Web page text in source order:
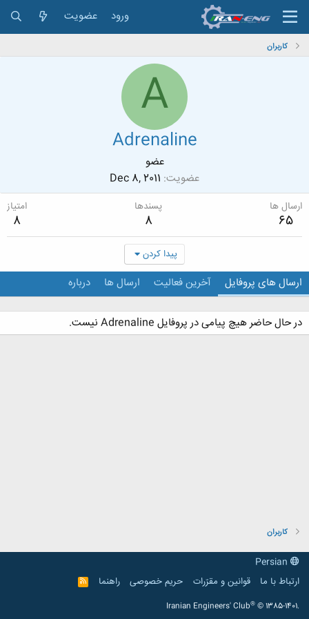
ورود عضویت
کاربران
A
Adrenaline
عضو
عضویت Dec 8, 2011
ارسال ها
65
پسندها
8
امتیاز
8
پیدا کردن
ارسال های پروفایل آخرین فعالیت ارسال ها درباره
در حال حاضر هیچ پیامی در پروفایل Adrenaline نیست.
کاربران
ارتباط با ما
قوانین و مقرّرات حریم خصوصی راهنما
R
S
Iranian Engineers' Club® © 1385-1401.